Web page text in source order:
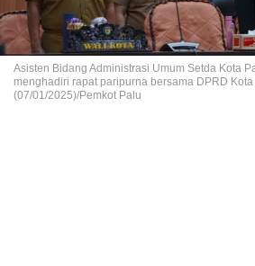
Asisten Bidang Administrasi Umum Setda Kota
menghadiri rapat paripurna bersama DPRD
(07/01/2025)/Pemkot Palu